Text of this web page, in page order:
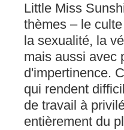
Little Miss
thèmes – le
la sexualité, la
mais aussi avec
d'impertinence.
qui rendent
de travail à
entièrement du